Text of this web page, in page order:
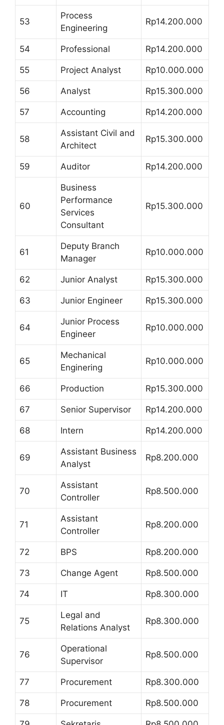
53
Process
Engineering
Rp14.200.000
54 Professional Rp14.200.000
55 Project Analyst Rp10.000.000
56 Analyst Rp15.300.000
57 Accounting Rp14.200.000
58
Assistant Civil and
Architect
Rp15.300.000
59 Auditor Rp14.200.000
60
Business
Performance
Services
Consultant
Rp15.300.000
61
Deputy Branch
Manager
Rp10.000.000
62 Junior Analyst Rp15.300.000
63 Junior Engineer Rp15.300.000
64
Junior Process
Engineer
Rp10.000.000
65
Mechanical
Enginering
Rp10.000.000
66 Production Rp15.300.000
67 Senior Supervisor Rp14.200.000
68 Intern Rp14.200.000
69
Assistant Business
Analyst
Rp8.200.000
70
Assistant
Controller
Rp8.500.000
71
Assistant
Controller
Rp8.200.000
72 BPS Rp8.200.000
73 Change Agent Rp8.500.000
74 IT Rp8.300.000
75
Legal and
Relations Analyst
Rp8.300.000
76
Operational
Supervisor
Rp8.500.000
77 Procurement Rp8.300.000
78 Procurement Rp8.500.000